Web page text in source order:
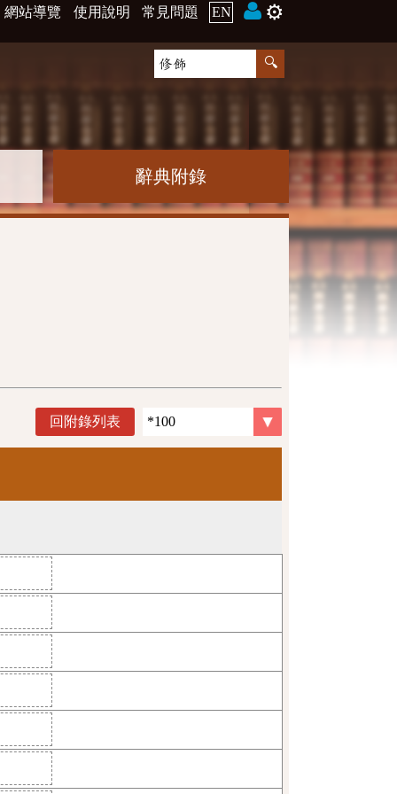
網站導覽 使用說明 常見問題 EN ⚙️
辭典附錄
回附錄列表